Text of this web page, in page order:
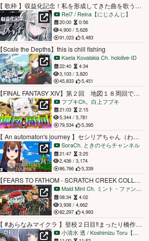
【 歌枠 】収益化記念！私を形成してきた曲を歌う。【 Rei7 / にじさんじ 】
Rei7 / Reina【にじさんじ】
20:00
0:56
4,900 / 5,628
91,023
5,483
【Scale the Depths】this is chill fishing
Kaela Kovalskia Ch. hololive-ID
22:40
4:34
3,103 / 3,820
45,833
5,451
【FINAL FANTASY XIV】第２回 地図１８周回でヤーンが欲しい隊 ※ネタバレあり※ 【ホロライブ/白上フブキ】
フブキCh。白上フブキ
21:03
2:15
5,344 / 5,781
79,534
5,395
【 An automaton's journey 】セシリアちゃん（わたし）はアクション上手に先を目指す【ホロライブ/ときのそら】
SoraCh. ときのそらチャンネル
21:47
3:25
2,436 / 3,174
86,766
5,339
【FEARS TO FATHOM - SCRATCH CREEK COLLAB w/ DOKIBIRD】the real fear is this collab【Maid Mint Fantôme】
Maid Mint Ch. ミント・ファントーム
08:34
4:02
3,938 / 4,662
82,297
4,993
【 #あらなみマイクラ 】登校２日目‼️まったり橋作る⛏🌳【小清水 透 / にじさんじ】
小清水 透 / Koshimizu Toru【にじさんじ】